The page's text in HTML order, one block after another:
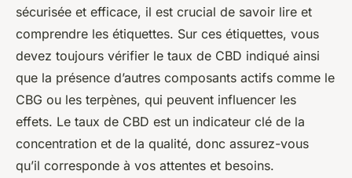
sécurisée et efficace, il est crucial de savoir lire et
comprendre les étiquettes. Sur ces étiquettes, vous
devez toujours vérifier le taux de CBD indiqué ainsi
que la présence d’autres composants actifs comme le
CBG ou les terpènes, qui peuvent influencer les
effets. Le taux de CBD est un indicateur clé de la
concentration et de la qualité, donc assurez-vous
qu’il corresponde à vos attentes et besoins.